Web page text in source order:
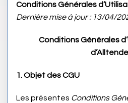
Conditions Générales
Dernière mise à jour : 13/04/
Conditions Générales
1. Objet des CGU
Les présentes Conditions